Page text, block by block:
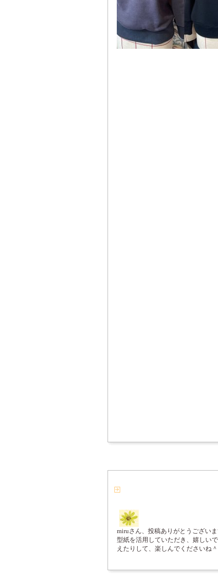
miruさん、投稿ありがとうござい
型紙を活用していただき、嬉しい
えたりして、楽しんでくださいね